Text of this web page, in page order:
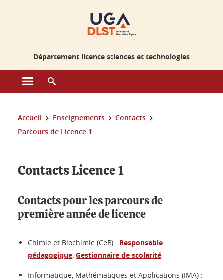
Département licence sciences et technologies
Ouvrir le menu principal
Vous êtes ici :
Accueil Enseignements
Contacts
Parcours de Licence 1
Contacts Licence 1
Contacts pour les parcours de
première année de licence
Chimie et Biochimie (CeB) : Responsable
pédagogique, Gestionnaire de scolarité
Informatique, Mathématiques et Applications (IMA) :